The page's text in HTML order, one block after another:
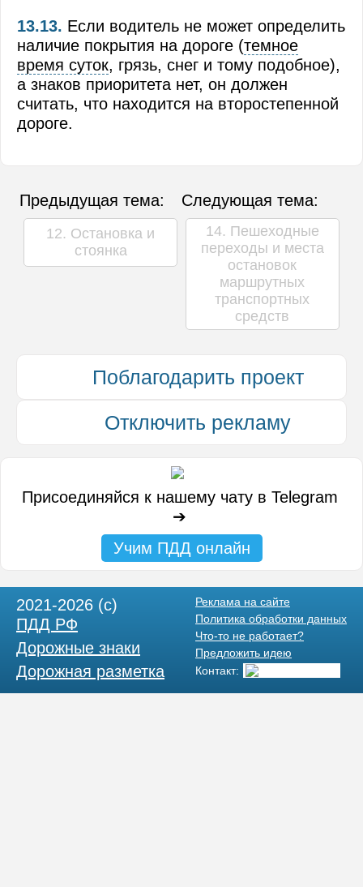
13.13. Если водитель не может определить
наличие покрытия на дороге (темное
время суток, грязь, снег и тому подобное),
а знаков приоритета нет, он должен
считать, что находится на второстепенной
дороге.
Предыдущая тема:
12. Остановка и
стоянка
Следующая тема:
14. Пешеходные
переходы и места
остановок
маршрутных
транспортных
средств
Поблагодарить проект
Отключить рекламу
Присоединяйся к нашему чату в Telegram
➔
Учим ПДД онлайн
2021-2026 (c)
ПДД РФ
Дорожные знаки
Дорожная разметка
Реклама на сайте
Политика обработки данных
Что-то не работает?
Предложить идею
Контакт: